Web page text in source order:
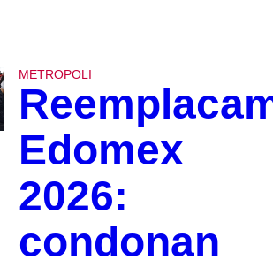
METROPOLI
Edomex
2026:
condonan